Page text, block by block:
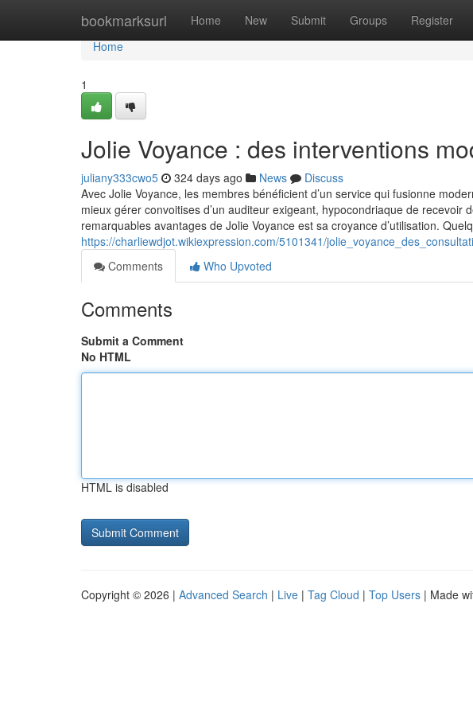
bookmarksurl Home New Submit Groups Register
Home
Home
1
Jolie Voyance : des interventions
juliany333cwo5 324 days ago News
Discuss
Avec Jolie Voyance, les membres bénéficient d’un service qui fusionne
mieux gérer convoitises d’un auditeur exigeant, hypocondriaque de recevoir
remarquables avantages de Jolie Voyance est sa croyance d’utilisation.
https://charliewdjot.wikiexpression.com/5101341/
Comments
Who Upvoted
Comments
Submit a Comment
No HTML
HTML is disabled
Copyright © 2026 | Advanced Search | Live | Tag Cloud | Top Users | Made